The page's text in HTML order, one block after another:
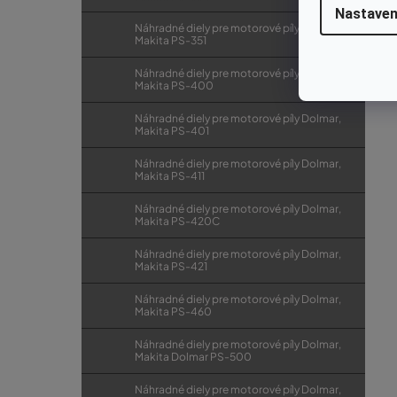
Náhradné diely pre motorové píly Dolmar,
Makita PS-351
Náhradné diely pre motorové píly Dolmar,
Makita PS-400
Náhradné diely pre motorové píly Dolmar,
Makita PS-401
Náhradné diely pre motorové píly Dolmar,
Makita PS-411
Náhradné diely pre motorové píly Dolmar,
Makita PS-420C
Náhradné diely pre motorové píly Dolmar,
Makita PS-421
Náhradné diely pre motorové píly Dolmar,
Makita PS-460
Náhradné diely pre motorové píly Dolmar,
Makita Dolmar PS-500
Náhradné diely pre motorové píly Dolmar,